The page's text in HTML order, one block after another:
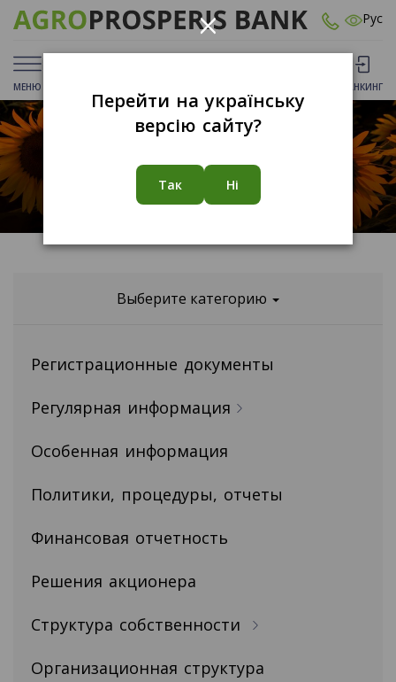
Рус
МЕНЮ БАНКИНГ
Рейтинги
Выберите категорию
Регистрационные документы
Регулярная информация
Особенная информация
Политики, процедуры, отчеты
Финансовая отчетность
Решения акционера
Структура собственности
Организационная структура
×
Перейти на українську
версію сайту?
Так Ні